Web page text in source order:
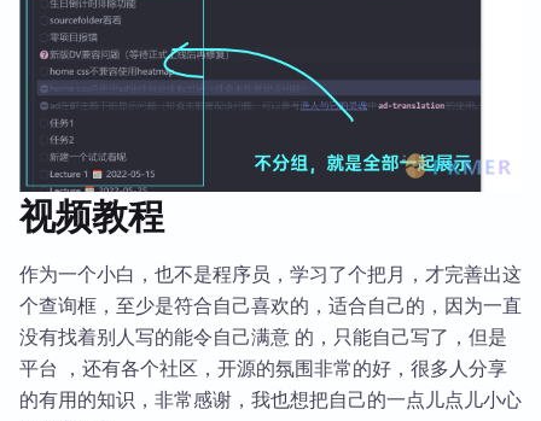
视频教程
作为一个小白，也不是程序员，学习了个把月，才完善出这
个查询框，至少是符合自己喜欢的，适合自己的，因为一直
没有找着别人写的能令自己满意 的，只能自己写了，但是
平台 ，还有各个社区，开源的氛围非常的好，很多人分享
的有用的知识，非常感谢，我也想把自己的一点儿点儿小心